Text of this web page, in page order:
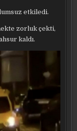
etkiledi.
zorluk çekti,
kaldı.